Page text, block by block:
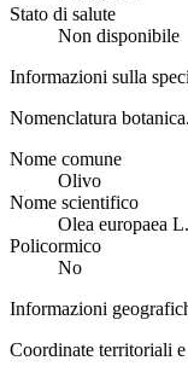
Stato di salute
Non disponibile
Informazioni sulla
Nomenclatura botanica.
Nome comune
Olivo
Nome scientifico
Olea europaea
Policormico
No
Informazioni
Coordinate territoriali